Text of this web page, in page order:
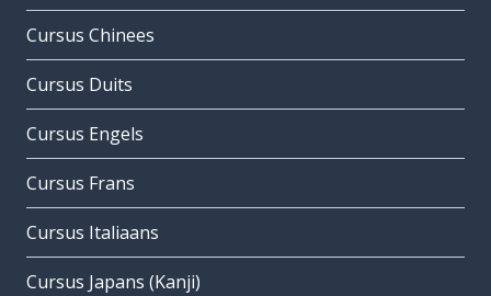
Cursus Chinees
Cursus Duits
Cursus Engels
Cursus Frans
Cursus Italiaans
Cursus Japans (Kanji)